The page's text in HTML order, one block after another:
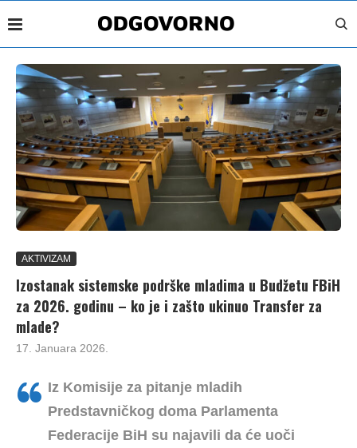
AKTIVIZAM
Izostanak sistemske podrške mladima u Budžetu FBiH
za 2026. godinu – ko je i zašto ukinuo Transfer za
mlade?
17. Januara 2026.
Iz Komisije za pitanje mladih
Predstavničkog doma Parlamenta
Federacije BiH su najavili da će uoči